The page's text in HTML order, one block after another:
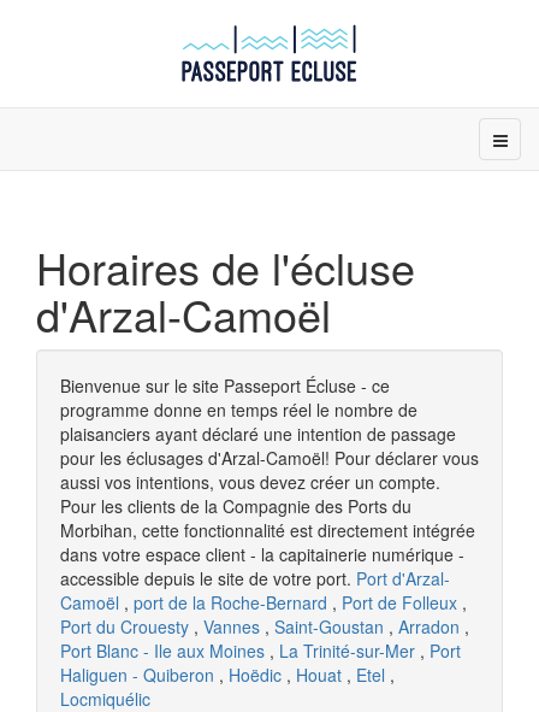
Horaires de l'écluse
d'Arzal-Camoël
Bienvenue sur le site Passeport Écluse - ce
programme donne en temps réel le nombre de
plaisanciers ayant déclaré une intention de passage
pour les éclusages d'Arzal-Camoël! Pour déclarer vous
aussi vos intentions, vous devez créer un compte.
Pour les clients de la Compagnie des Ports du
Morbihan, cette fonctionnalité est directement intégrée
dans votre espace client - la capitainerie numérique -
accessible depuis le site de votre port. Port d'Arzal-
Camoël , port de la Roche-Bernard , Port de Folleux ,
Port du Crouesty , Vannes , Saint-Goustan , Arradon ,
Port Blanc - Ile aux Moines , La Trinité-sur-Mer , Port
Haliguen - Quiberon , Hoëdic , Houat , Etel ,
Locmiquélic